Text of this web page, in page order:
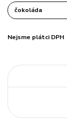
Nejsme plátci DPH